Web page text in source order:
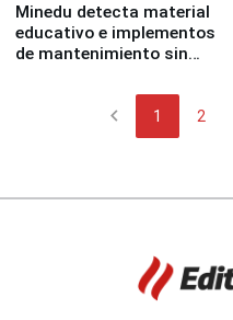
Minedu detecta material
educativo e implementos
de mantenimiento sin
chevron_left 1 2